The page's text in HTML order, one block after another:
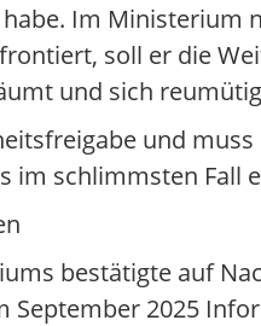
Im Ministerium
soll er die
und sich
und
im schlimmsten Fall
bestätigte auf
2025